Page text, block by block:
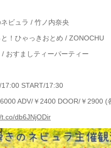
ビュラ / 竹ノ内奈央
！ひゃっきおとめ / ZONOCHU
/ おすましティーパーティー
17:00 START/17:30
ADV/￥2400 DOOR/￥2900 (
t.co/db6JNjODir